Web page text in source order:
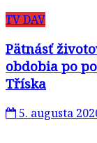
TV DAV
Pätnásť
obdobia po
Tříska
5. augusta